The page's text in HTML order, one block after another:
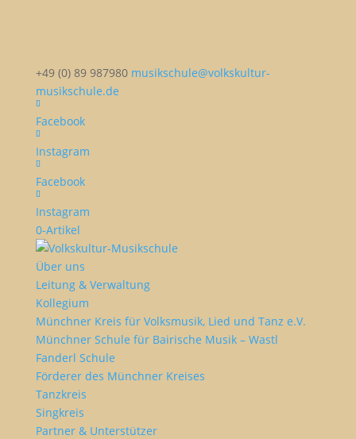
+49 (0) 89 987980 musikschule@volkskultur-
musikschule.de
Facebook
Instagram
Facebook
Instagram
0-Artikel
Über uns
Leitung & Verwaltung
Kollegium
Münchner Kreis für Volksmusik, Lied und Tanz e.V.
Münchner Schule für Bairische Musik – Wastl
Fanderl Schule
Förderer des Münchner Kreises
Tanzkreis
Singkreis
Partner & Unterstützer